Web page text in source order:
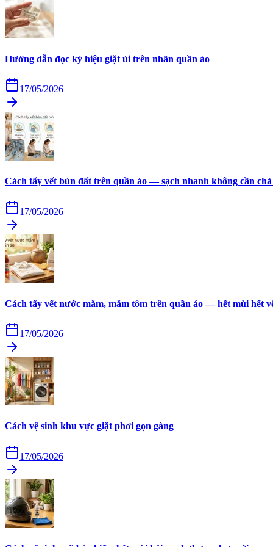
Hướng dẫn đọc ký hiệu giặt ủi trên nhãn quần áo
17/05/2026
Cách tẩy vết bùn đất trên quần áo — sạch nhanh không cần
17/05/2026
Cách tẩy vết nước mắm, mắm tôm trên quần áo — hết mùi hết
17/05/2026
Cách vệ sinh khu vực giặt phơi gọn gàng
17/05/2026